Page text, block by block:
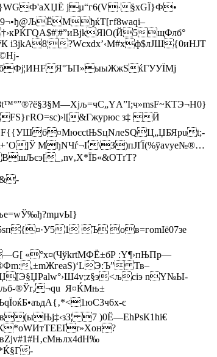
jµ“г6(V·§хGЇ}Ф•
щФлб°
?Wcхdx­’‹М#xф$лJШ{0иНJТ
Я°ЪП»ыыЖжSќГУУЇMј
&Гжypюc з‡ Й
t;­
]Ў МђNЧѓ¬Ґ\З)пJҐЇ(%ўavуe№®…
1 Ъ oв=гomІё07зe
«°x¤(ЧўkrtMФЁ±бР :Y¶›пЊПp—
,±mЖгe­aЅ)‘LЭ:Ъ” Тв–
nY№Ы­
®Ўr‚¬qu Я¤ЌМњ±
є
7 )0Ё—EhРѕК1hі€